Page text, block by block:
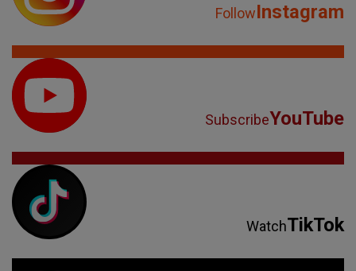
FollowInstagram
SubscribeYouTube
WatchTikTok